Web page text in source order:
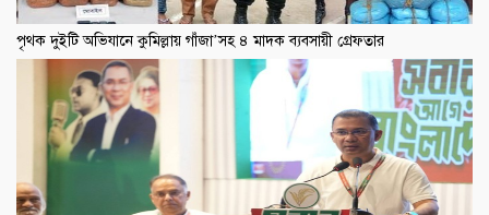
পৃথক দুইটি অভিযানে কুমিল্লায় গাঁজা’সহ ৪ মাদক ব্যবসায়ী গ্রেফতার